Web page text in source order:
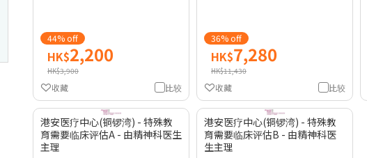
44% off
HK$2,200
HK$3,900
比较
收藏
36% off
HK$7,280
HK$11,430
比较
收藏
港安医疗中心(铜锣湾) - 特殊教
育需要临床评估A - 由精神科医生
主理
港安医疗中心(铜锣湾) - 特殊教
育需要临床评估B - 由精神科医
生主理